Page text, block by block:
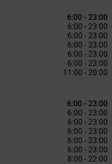
6:00 - 23:00
6:00 - 23:00
6:00 - 23:00
6:00 - 23:00
6:00 - 23:00
6:00 - 23:00
11:00 - 20:00
6:00 - 23:00
6:00 - 23:00
6:00 - 23:00
6:00 - 23:00
6:00 - 23:00
6:00 - 23:00
8:00 - 22:00